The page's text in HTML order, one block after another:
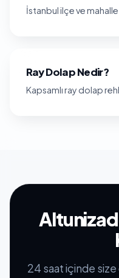
İstanbul ilçe ve
Ray Dolap Nedir?
Kapsamlı ray dolap
24 saat içinde